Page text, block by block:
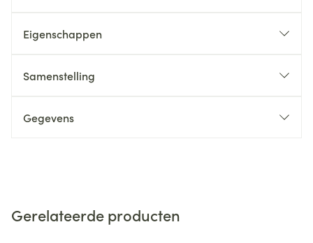
Eigenschappen
Samenstelling
Gegevens
Gerelateerde producten